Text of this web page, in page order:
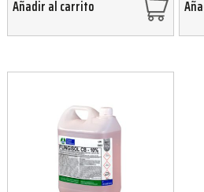
Añadir al carrito